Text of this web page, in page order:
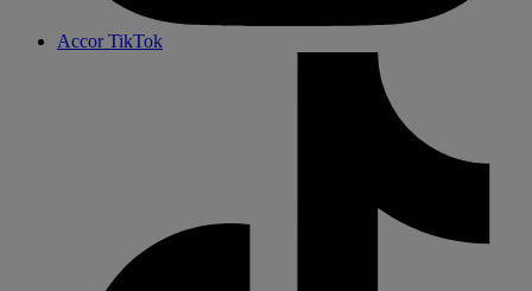
Accor TikTok